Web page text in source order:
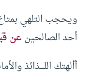
ويحجب التلهي بمتاع
أحد الصالحينعن
أألهتك اللــــذائذ